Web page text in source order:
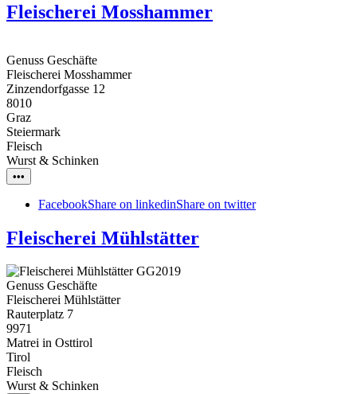
Fleischerei Mosshammer
Genuss Geschäfte
Fleischerei Mosshammer
Zinzendorfgasse 12
8010
Graz
Steiermark
Fleisch
Wurst & Schinken
•••
FacebookShare on linkedinShare on twitter
Fleischerei Mühlstätter
Genuss Geschäfte
Fleischerei Mühlstätter
Rauterplatz 7
9971
Matrei in Osttirol
Tirol
Fleisch
Wurst & Schinken